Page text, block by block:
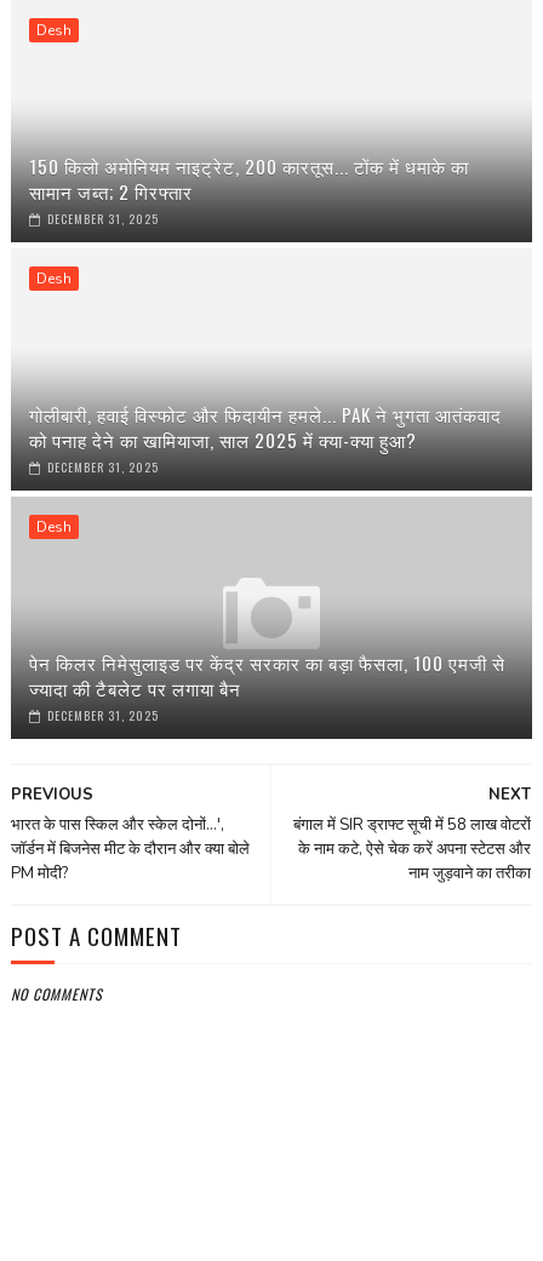
Desh
150 किलो अमोनियम नाइट्रेट, 200 कारतूस... टोंक में धमाके का
सामान जब्त; 2 गिरफ्तार
DECEMBER 31, 2025
Desh
गोलीबारी, हवाई विस्फोट और फिदायीन हमले... PAK ने भुगता आतंकवाद
को पनाह देने का खामियाजा, साल 2025 में क्या-क्या हुआ?
DECEMBER 31, 2025
Desh
पेन किलर निमेसुलाइड पर केंद्र सरकार का बड़ा फैसला, 100 एमजी से
ज्यादा की टैबलेट पर लगाया बैन
DECEMBER 31, 2025
NEXT
बंगाल में SIR ड्राफ्ट सूची में 58 लाख वोटरों
के नाम कटे, ऐसे चेक करें अपना स्टेटस और
नाम जुड़वाने का तरीका
PREVIOUS
भारत के पास स्किल और स्केल दोनों...',
जॉर्डन में बिजनेस मीट के दौरान और क्या बोले
PM मोदी?
POST A COMMENT
NO COMMENTS